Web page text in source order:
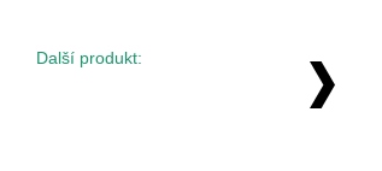
Další produkt: